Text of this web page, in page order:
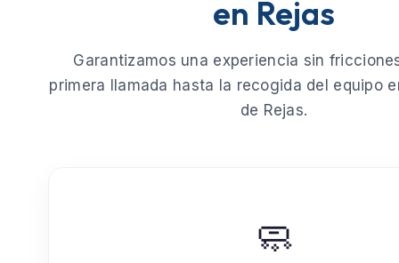
en Rejas
Garantizamos una experiencia sin
primera llamada hasta la recogida del equipo
de Rejas.
🧼